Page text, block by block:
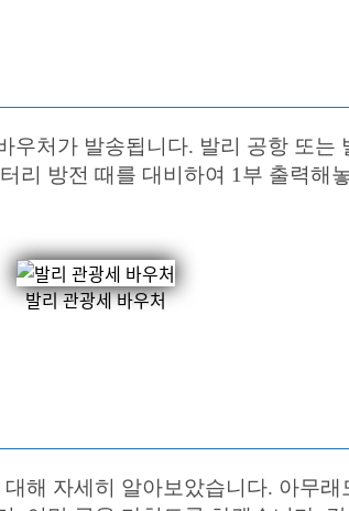
처가 발송됩니다. 발리 공항 또
리 방전 때를 대비하여 1부 출력해
발리 관광세 바우처
해 자세히 알아보았습니다. 아무